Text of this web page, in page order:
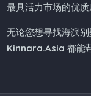
最具活力市场的优质
无论您想寻找海滨
Kinnara.Asia 都能